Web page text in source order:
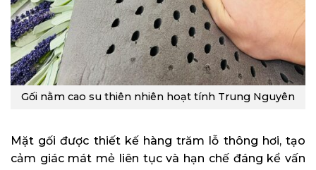
Gối nằm cao su thiên nhiên hoạt tính Trung Nguyên
Mặt gối được thiết kế hàng trăm lỗ thông hơi, tạo
cảm giác mát mẻ liên tục và hạn chế đáng kể vấn